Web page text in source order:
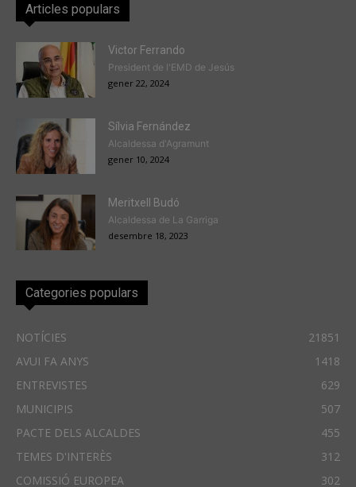
Articles populars
Victor Ferrando
President de l'EMD de Jesús
gener 22, 2024
Sílvia Fernández
Alcaldessa d'Agramunt
gener 10, 2024
Meritxell Budó
Alcaldessa de La Garriga
desembre 18, 2023
Categories populars
NOTÍCIES
21851
AVUI FA ANYS
1418
ENTREVISTES
629
MUNICIPIS
507
PACTE DELS ALCALDES
455
TEMES D'INTERÈS
312
COMISSIÓ EUROPEA
302